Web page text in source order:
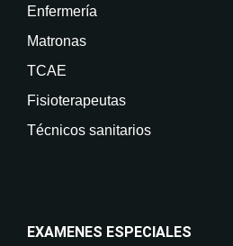
Enfermería
Matronas
TCAE
Fisioterapeutas
Técnicos sanitarios
EXAMENES ESPECIALES